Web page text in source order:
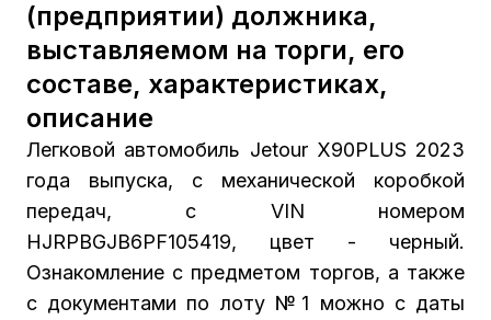
(предприятии) должника,
выставляемом на торги, его
составе, характеристиках,
описание
Легковой автомобиль Jetour X90PLUS 2023
года выпуска, с механической коробкой
передач, с VIN номером
HJRPBGJB6PF105419, цвет - черный.
Ознакомление с предметом торгов, а также
с документами по лоту №1 можно с даты